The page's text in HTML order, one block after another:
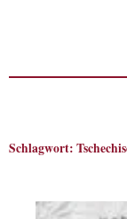
Schlagwort: